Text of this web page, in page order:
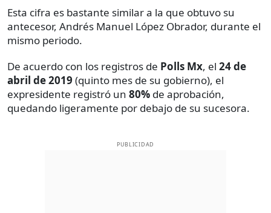
Esta cifra es bastante similar a la que obtuvo su
antecesor, Andrés Manuel López Obrador, durante el
mismo periodo.
De acuerdo con los registros de Polls Mx, el 24 de
abril de 2019 (quinto mes de su gobierno), el
expresidente registró un 80% de aprobación,
quedando ligeramente por debajo de su sucesora.
PUBLICIDAD